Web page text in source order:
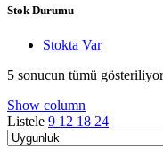
Stok Durumu
Stokta Var
5 sonucun tümü gösteriliyor
Show column
Listele 9 12 18 24